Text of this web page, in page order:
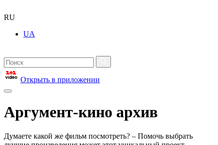
RU
UA
Открыть в приложении
Аргумент-кино архив
Думаете какой же фильм посмотреть? – Помочь выбрать